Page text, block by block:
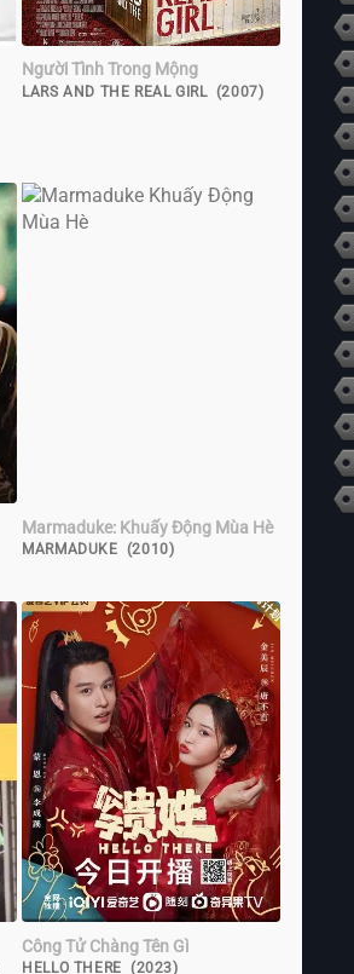
Người Tình Trong Mộng
LARS AND THE REAL GIRL (2007)
Marmaduke: Khuấy Động Mùa Hè
MARMADUKE (2010)
Công Tử Chàng Tên Gì
HELLO THERE (2023)